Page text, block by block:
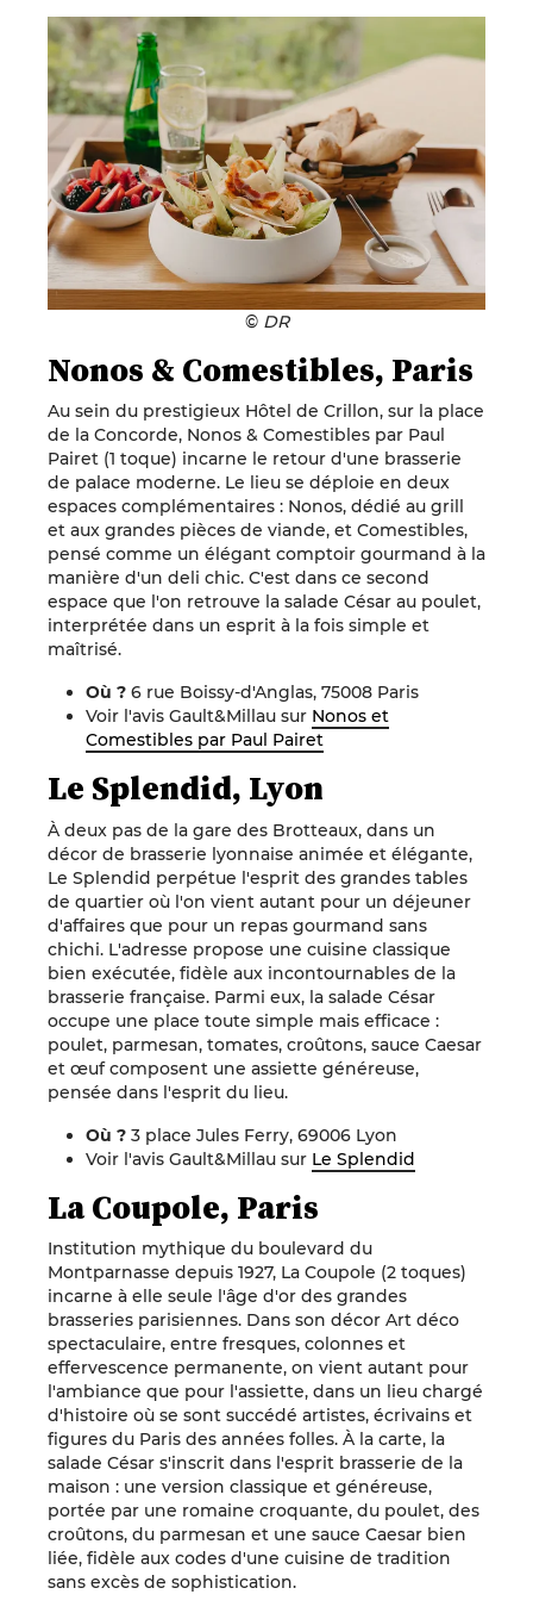
© DR
Nonos & Comestibles, Paris
Au sein du prestigieux Hôtel de Crillon, sur la place
de la Concorde, Nonos & Comestibles par Paul
Pairet (1 toque) incarne le retour d'une brasserie
de palace moderne. Le lieu se déploie en deux
espaces complémentaires : Nonos, dédié au grill
et aux grandes pièces de viande, et Comestibles,
pensé comme un élégant comptoir gourmand à la
manière d'un deli chic. C'est dans ce second
espace que l'on retrouve la salade César au poulet,
interprétée dans un esprit à la fois simple et
maîtrisé.
Où ? 6 rue Boissy-d'Anglas, 75008 Paris
Voir l'avis Gault&Millau sur Nonos et
Comestibles par Paul Pairet
Le Splendid, Lyon
À deux pas de la gare des Brotteaux, dans un
décor de brasserie lyonnaise animée et élégante,
Le Splendid perpétue l'esprit des grandes tables
de quartier où l'on vient autant pour un déjeuner
d'affaires que pour un repas gourmand sans
chichi. L'adresse propose une cuisine classique
bien exécutée, fidèle aux incontournables de la
brasserie française. Parmi eux, la salade César
occupe une place toute simple mais efficace :
poulet, parmesan, tomates, croûtons, sauce Caesar
et œuf composent une assiette généreuse,
pensée dans l'esprit du lieu.
Où ? 3 place Jules Ferry, 69006 Lyon
Voir l'avis Gault&Millau sur Le Splendid
La Coupole, Paris
Institution mythique du boulevard du
Montparnasse depuis 1927, La Coupole (2 toques)
incarne à elle seule l'âge d'or des grandes
brasseries parisiennes. Dans son décor Art déco
spectaculaire, entre fresques, colonnes et
effervescence permanente, on vient autant pour
l'ambiance que pour l'assiette, dans un lieu chargé
d'histoire où se sont succédé artistes, écrivains et
figures du Paris des années folles. À la carte, la
salade César s'inscrit dans l'esprit brasserie de la
maison : une version classique et généreuse,
portée par une romaine croquante, du poulet, des
croûtons, du parmesan et une sauce Caesar bien
liée, fidèle aux codes d'une cuisine de tradition
sans excès de sophistication.